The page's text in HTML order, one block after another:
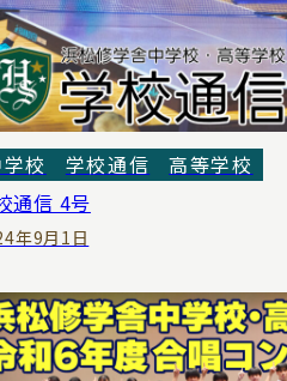
校 学校通信
高等学校
通信 4号
年9月1日